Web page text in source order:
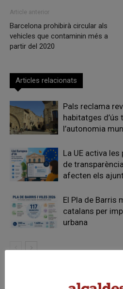
Article anterior
Barcelona prohibirà circular als
vehicles que contaminin més a
partir del 2020
Articles relacionats
Pals reclama
habitatges
l’autonomia
La UE activa
de
afecten els
El Pla de Barris
catalans per
urbana
FER UN COMENTARI